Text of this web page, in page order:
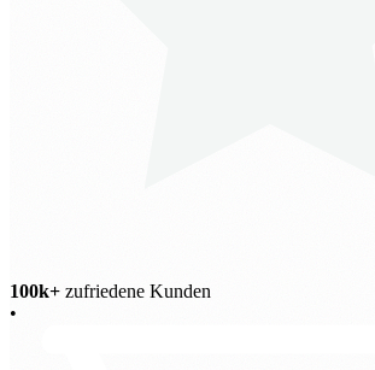
100k+ zufriedene Kunden
•